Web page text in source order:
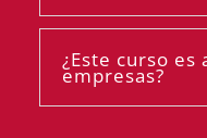
¿Este curso es
empresas?